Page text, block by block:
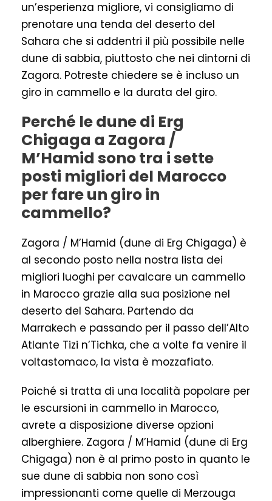
un’esperienza migliore, vi consigliamo di
prenotare una tenda del deserto del
Sahara che si addentri il più possibile nelle
dune di sabbia, piuttosto che nei dintorni di
Zagora. Potreste chiedere se è incluso un
giro in cammello e la durata del giro.
Perché le dune di Erg
Chigaga a Zagora /
M’Hamid sono tra i sette
posti migliori del Marocco
per fare un giro in
cammello?
Zagora / M’Hamid (dune di Erg Chigaga) è
al secondo posto nella nostra lista dei
migliori luoghi per cavalcare un cammello
in Marocco grazie alla sua posizione nel
deserto del Sahara. Partendo da
Marrakech e passando per il passo dell’Alto
Atlante Tizi n’Tichka, che a volte fa venire il
voltastomaco, la vista è mozzafiato.
Poiché si tratta di una località popolare per
le escursioni in cammello in Marocco,
avrete a disposizione diverse opzioni
alberghiere. Zagora / M’Hamid (dune di Erg
Chigaga) non è al primo posto in quanto le
sue dune di sabbia non sono così
impressionanti come quelle di Merzouga